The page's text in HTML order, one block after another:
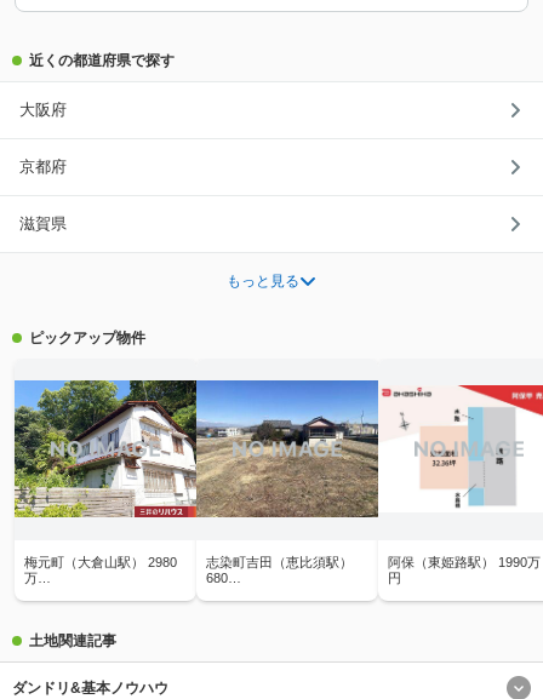
近くの都道府県で探す
大阪府
京都府
滋賀県
もっと見る
ピックアップ物件
梅元町（大倉山駅） 2980
万…
志染町吉田（恵比須駅）
680…
阿保（東姫路駅） 1990万
円
土地関連記事
ダンドリ&基本ノウハウ